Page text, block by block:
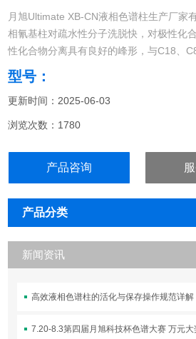
月旭Ultimate XB-CN液相色谱柱生产厂家
相氰基柱对疏水性分子洗脱快，对极性化
性化合物分离具有良好的峰形，与C18、
性。
型号：
更新时间：2025-06-03
浏览次数：1780
产品咨询
产品分类
新闻资讯
高效液相色谱柱的活化与保存操作规范详解
7.20-8.3第四届月旭科技杯色谱大赛 万元大